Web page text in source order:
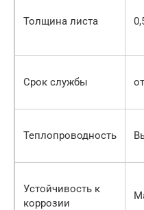
Толщина листа
Срок службы
Теплопроводность
Устойчивость к
коррозии